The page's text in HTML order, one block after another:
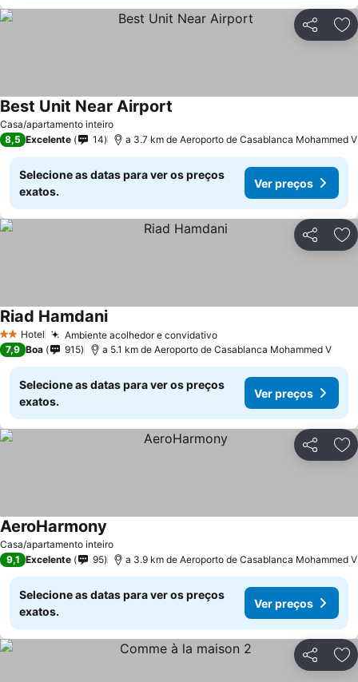
Partilhar
Casa/apartamento inteiro
Best Unit Near Airport
8,5 Excelente 14 a 3.7 km de Aeroporto de Casablanca Mohammed V
Selecione as datas para ver os preços
exatos.
Ver preços
Partilhar
2 Estrelas
Hotel Ambiente acolhedor e convidativoVer preços
Riad HamdaniVer preços
7,9 Boa 915 a 5.1 km de Aeroporto de Casablanca Mohammed V
Selecione as datas para ver os preços
exatos.
Ver preços
Partilhar
Casa/apartamento inteiro
AeroHarmony
9,1 Excelente 95 a 3.9 km de Aeroporto de Casablanca Mohammed V
Selecione as datas para ver os preços
exatos.
Ver preços
Partilhar